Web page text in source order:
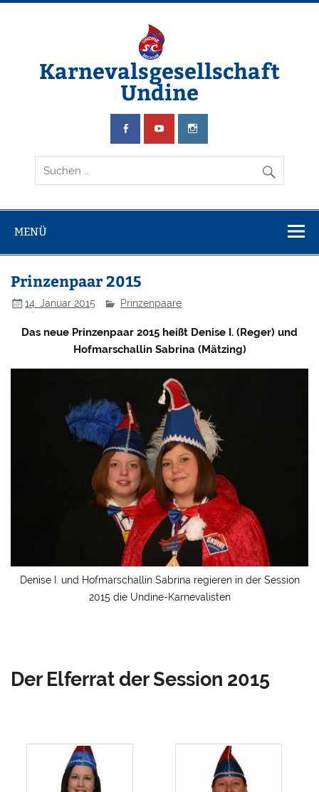
Zum
Karnevalsgesellschaft
Undine
Wir schwimmen & feiern Karneval
MENÜ
Prinzenpaar 2015
14. Januar 2015 Prinzenpaare
Das neue Prinzenpaar 2015 heißt Denise I. (Reger) und
Hofmarschallin Sabrina (Mätzing)
Denise I. und Hofmarschallin Sabrina regieren in der Session
2015 die Undine-Karnevalisten
Der Elferrat der Session 2015